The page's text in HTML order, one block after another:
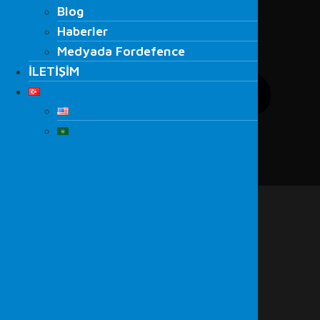
Haberler
Medyada Fordefence
İLETİŞİM
Blog
Haberler
Medyada Fordefence
İLETİŞİM